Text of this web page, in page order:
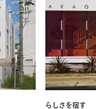
らしさを宿す